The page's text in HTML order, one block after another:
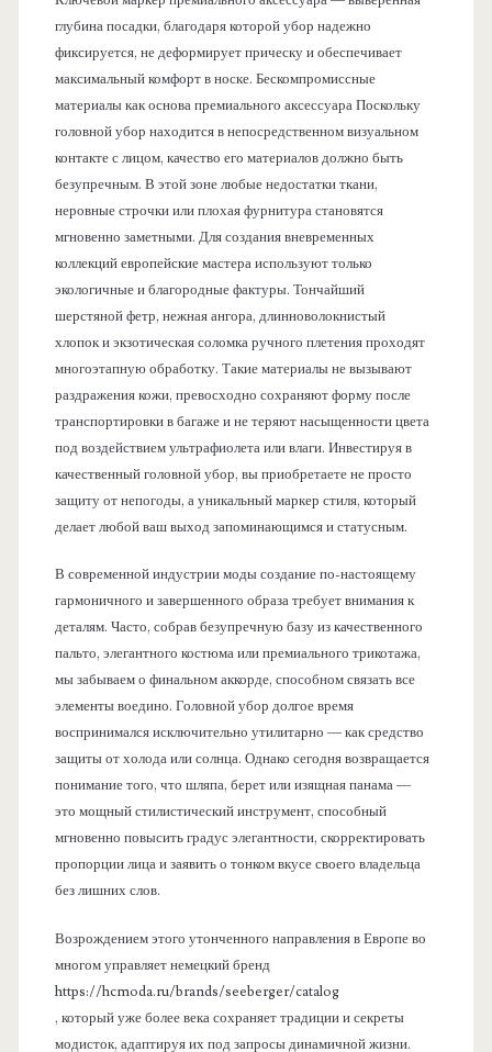
глубина посадки, благодаря которой убор надежно
фиксируется, не деформирует прическу и обеспечивает
максимальный комфорт в носке. Бескомпромиссные
материалы как основа премиального аксессуара Поскольку
головной убор находится в непосредственном визуальном
контакте с лицом, качество его материалов должно быть
безупречным. В этой зоне любые недостатки ткани,
неровные строчки или плохая фурнитура становятся
мгновенно заметными. Для создания вневременных
коллекций европейские мастера используют только
экологичные и благородные фактуры. Тончайший
шерстяной фетр, нежная ангора, длинноволокнистый
хлопок и экзотическая соломка ручного плетения проходят
многоэтапную обработку. Такие материалы не вызывают
раздражения кожи, превосходно сохраняют форму после
транспортировки в багаже и не теряют насыщенности цвета
под воздействием ультрафиолета или влаги. Инвестируя в
качественный головной убор, вы приобретаете не просто
защиту от непогоды, а уникальный маркер стиля, который
делает любой ваш выход запоминающимся и статусным.
В современной индустрии моды создание по-настоящему
гармоничного и завершенного образа требует внимания к
деталям. Часто, собрав безупречную базу из качественного
пальто, элегантного костюма или премиального трикотажа,
мы забываем о финальном аккорде, способном связать все
элементы воедино. Головной убор долгое время
воспринимался исключительно утилитарно — как средство
защиты от холода или солнца. Однако сегодня возвращается
понимание того, что шляпа, берет или изящная панама —
это мощный стилистический инструмент, способный
мгновенно повысить градус элегантности, скорректировать
пропорции лица и заявить о тонком вкусе своего владельца
без лишних слов.
Возрождением этого утонченного направления в Европе во
многом управляет немецкий бренд
https://hcmoda.ru/brands/seeberger/catalog
, который уже более века сохраняет традиции и секреты
модисток, адаптируя их под запросы динамичной жизни.